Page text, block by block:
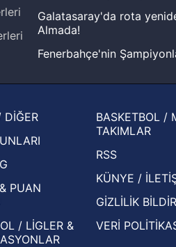
Galatasaray'da rota
Almada!
Fenerbahçe'nin
Zabrze'yi elerlerse...
basından gündem olan
Beşiktaş'ın UEFA Avrupa
Eleme Turu muhtemel
DİĞER
PUAN
/ LİGLER &
BASKETBOL /
TAKIMLAR
RSS
KÜNYE /
GİZLİLİK
VERİ